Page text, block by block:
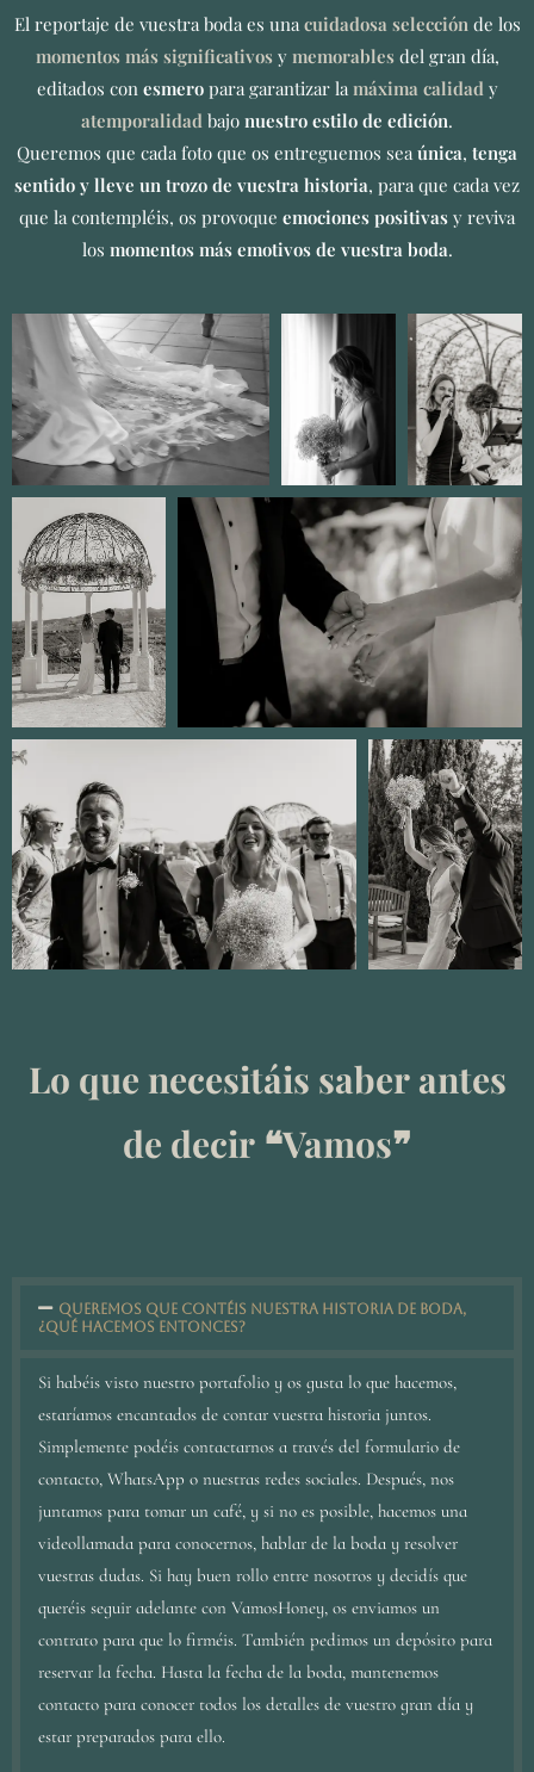
El reportaje de vuestra boda es una cuidadosa selección de los
momentos más significativos y memorables del gran día,
editados con esmeropara garantizar la máxima calidad y
atemporalidad bajo nuestro estilo de edición.
Queremos que cada foto que os entreguemos sea única, tenga
sentido y lleve un trozo de vuestra historia, para que cada vez
que la contempléis, os provoque emociones positivas y reviva
los momentos más emotivos de vuestra boda.
Lo que necesitáis saber antes
de decir ❝Vamos❞
Queremos que contéis nuestra historia de boda,
¿qué hacemos entonces?
Si habéis visto nuestro portafolio y os gusta lo que hacemos,
estaríamos encantados de contar vuestra historia juntos.
Simplemente podéis contactarnos a través del formulario de
contacto, WhatsApp o nuestras redes sociales. Después, nos
juntamos para tomar un café, y si no es posible, hacemos una
videollamada para conocernos, hablar de la boda y resolver
vuestras dudas. Si hay buen rollo entre nosotros y decidís que
queréis seguir adelante con VamosHoney, os enviamos un
contrato para que lo firméis. También pedimos un depósito para
reservar la fecha. Hasta la fecha de la boda, mantenemos
contacto para conocer todos los detalles de vuestro gran día y
estar preparados para ello.